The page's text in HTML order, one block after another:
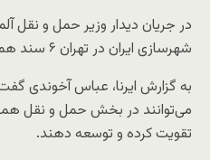
در جریان دیدار وزیر حمل و نقل
شهرسازی ایران در تهران ۶ سند همکاری به امضا رسید.
به گزارش ایرنا، عباس آخوندی
می‌توانند در بخش حمل و نقل
تقویت کرده و توسعه دهند.